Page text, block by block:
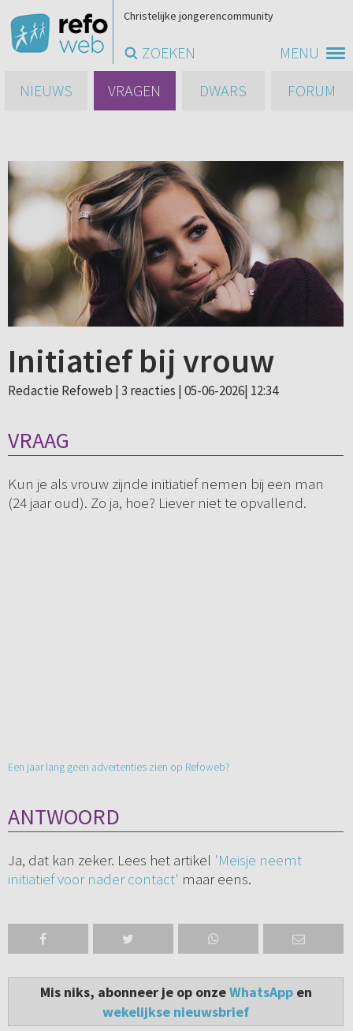
MENU
Christelijke jongerencommunity
ZOEKEN
NIEUWS
VRAGEN DWARS FORUM
Initiatief bij vrouw
Redactie Refoweb | 3 reacties | 05-06-2026| 12:34
VRAAG
Kun je als vrouw zijnde initiatief nemen bij een man
(24 jaar oud). Zo ja, hoe? Liever niet te opvallend.
Een jaar lang geen advertenties zien op Refoweb?
ANTWOORD
Ja, dat kan zeker. Lees het artikel 'Meisje neemt
initiatief voor nader contact' maar eens.
Mis niks, abonneer je op onzeWhatsAppen
wekelijkse nieuwsbrief